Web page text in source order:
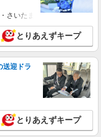
月収例：190,000円（時給
地詳細：丹波市 通勤方法：
ク 最寄り駅：石生駅から車9
車場利用OK
詳細を見る
AGT丹波エリア PL黒井CL
〜 月収例：250,000円(月給＋
さいたま市岩槻区・久喜市・
とりあえずキープ
送迎ドラ
とりあえずキープ